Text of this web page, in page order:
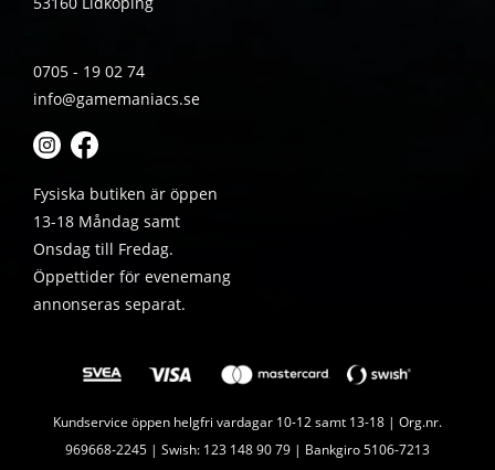
0705 - 19 02 74
info@gamemaniacs.se
Fysiska butiken är öppen
13-18 Måndag samt
Onsdag till Fredag.
Öppettider för evenemang
annonseras separat.
Kundservice öppen helgfri vardagar 10-12 samt 13-18 | Org.nr.
969668-2245 | Swish: 123 148 90 79 | Bankgiro 5106-7213